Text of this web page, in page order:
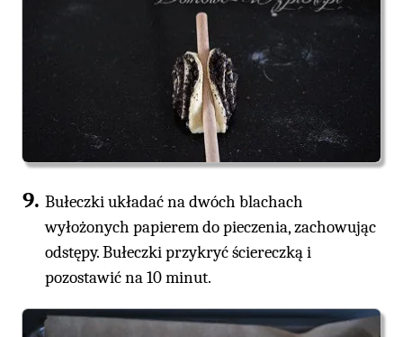
Bułeczki układać na dwóch blachach
wyłożonych papierem do pieczenia, zachowując
odstępy. Bułeczki przykryć ściereczką i
pozostawić na 10 minut.